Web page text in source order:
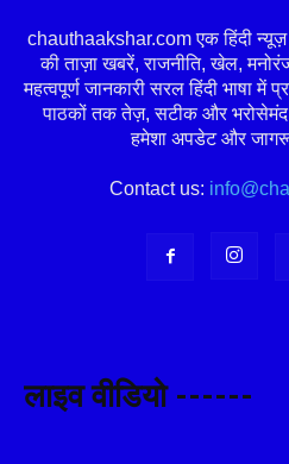
chauthaakshar.com एक हिंदी
की ताज़ा खबरें, राजनीति, खेल,
महत्वपूर्ण जानकारी सरल हिंदी भाषा में
पाठकों तक तेज़, सटीक और भरोसेमंद
हमेशा अपडेट और
Contact us:
लाइव वीडियो ------